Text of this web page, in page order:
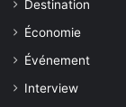
Destination
Économie
Événement
Interview